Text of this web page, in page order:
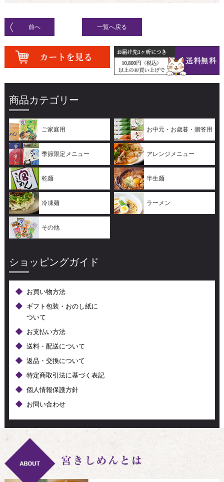
前へ 一覧へ戻る
商品カテゴリー
ご家庭用 お中元・お歳暮・贈答用
季節限定メニュー アレンジメニュー
乾麺 半生麺
冷凍麺 ラーメン
その他
ショッピングガイド
お買い物方法
ギフト包装・おのし紙に
ついて
お支払い方法
送料・配送について
返品・交換について
特定商取引法に基づく表記
個人情報保護方針
お問い合わせ